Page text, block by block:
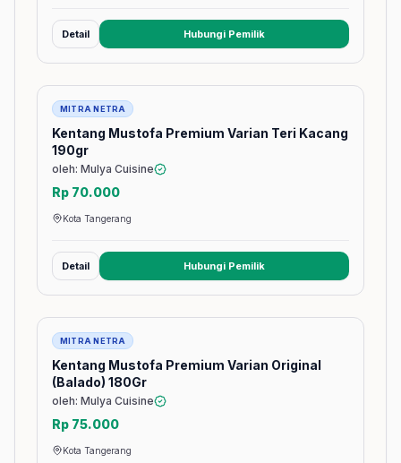
Detail Hubungi Pemilik(membuka tab baru)
Barang
MITRA NETRA
Kentang Mustofa Premium Varian Teri Kacang
190gr
oleh: Mulya Cuisine
Rp 70.000
Kota Tangerang
Detail Hubungi Pemilik(membuka tab baru)
Barang
MITRA NETRA
Kentang Mustofa Premium Varian Original
(Balado) 180Gr
oleh: Mulya Cuisine
Rp 75.000
Kota Tangerang